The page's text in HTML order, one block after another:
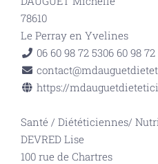
78610
Le Perray en Yvelines
06 60 98 72 5306 60 98 72
https://
Santé / Diététiciennes/
DEVRED Lise
100 rue de Chartres